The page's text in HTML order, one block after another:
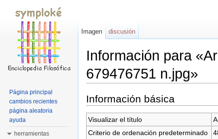
Información para
679476751 n.jpg»
Información básica
Visualizar el título
Criterio de ordenación predeterminado
Imagen discusión
Página principal
cambios recientes
página aleatoria
ayuda
herramientas